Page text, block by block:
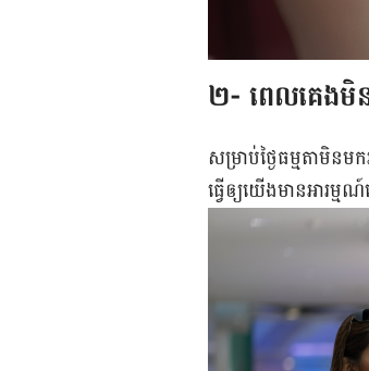
២- ពេល​គេង​មិ
សម្រាប់​ថ្ងៃ​ធម្មតា​មិន​
ធ្វើឲ្យ​យើង​មាន​អារម្